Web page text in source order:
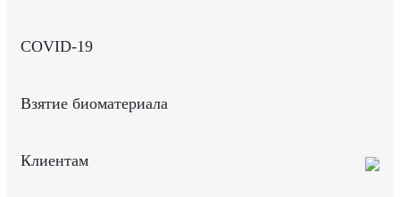
COVID-19
Взятие биоматериала
Клиентам